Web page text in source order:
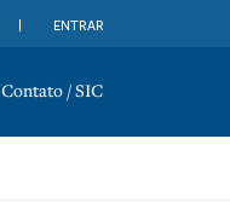
ENTRAR
Contato / SIC